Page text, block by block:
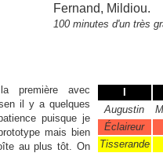
Fernand, Mildiou.
100 minutes d'un très
Augustin
Éclaireur
Tisserande
première avec
il y a quelques
puisque je
mais bien
au plus tôt. On